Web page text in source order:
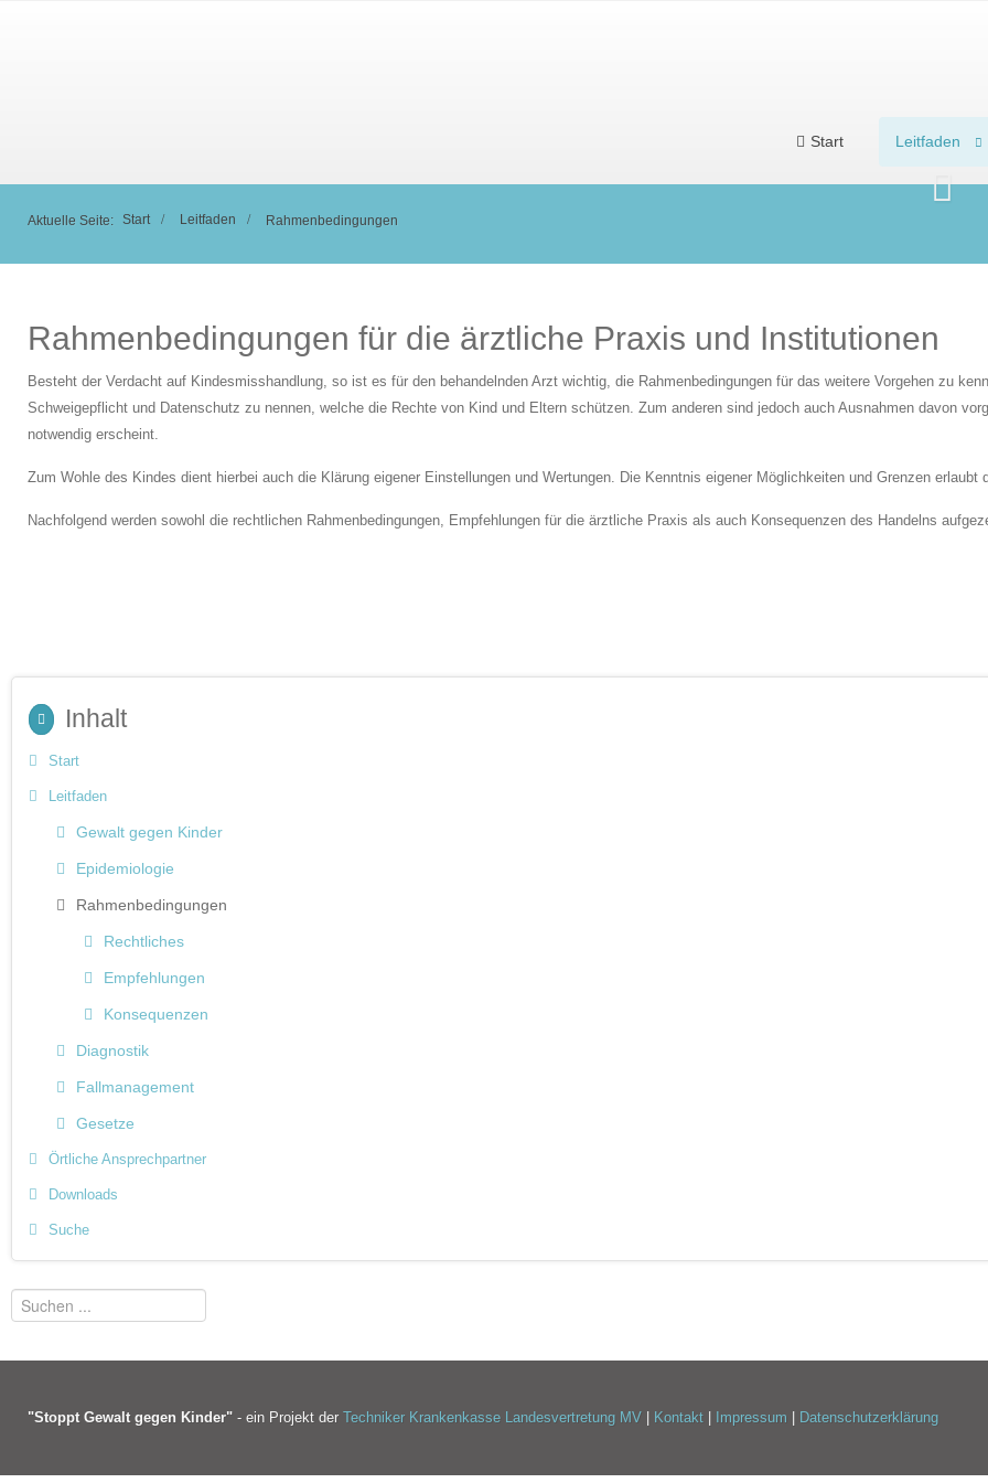
Start Leitfaden
Aktuelle Seite: Start Leitfaden Rahmenbedingungen
Rahmenbedingungen für die ärztliche Praxis und Institutionen
Besteht der Verdacht auf Kindesmisshandlung, so ist es für den behandelnden Arzt wichtig, die Rahmenbedingungen für das weitere Vorgehen zu
Schweigepflicht und Datenschutz zu nennen, welche die Rechte von Kind und Eltern schützen. Zum anderen sind jedoch auch Ausnahmen davon
notwendig erscheint.
Zum Wohle des Kindes dient hierbei auch die Klärung eigener Einstellungen und Wertungen. Die Kenntnis eigener Möglichkeiten und Grenzen erlaubt
Nachfolgend werden sowohl die rechtlichen Rahmenbedingungen, Empfehlungen für die ärztliche Praxis als auch Konsequenzen des Handelns
Inhalt
Start
Leitfaden
Gewalt gegen Kinder
Epidemiologie
Rahmenbedingungen
Rechtliches
Empfehlungen
Konsequenzen
Diagnostik
Fallmanagement
Gesetze
Örtliche Ansprechpartner
Downloads
Suche
"Stoppt Gewalt gegen Kinder" - ein Projekt der Techniker Krankenkasse Landesvertretung MV Kontakt Impressum Datenschutzerklärung